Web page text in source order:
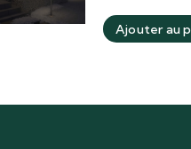
Ajouter au